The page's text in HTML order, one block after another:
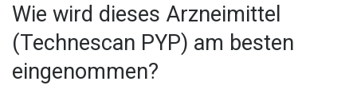
Wie wird dieses Arzneimittel
(Technescan PYP) am besten
eingenommen?